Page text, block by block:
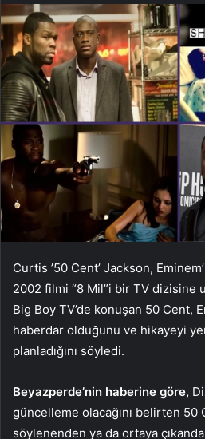
Curtis ’50 Cent’ Jackson,
2002 filmi “8 Mil”i bir TV dizisine
Big Boy TV’de konuşan 50 Cent,
haberdar olduğunu ve hikayeyi
planladığını söyledi.
Beyazperde’nin haberine göre,
güncelleme olacağını belirten
söylenenden ya da ortaya